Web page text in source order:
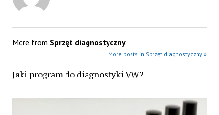
More from Sprzęt diagnostyczny
More posts in Sprzęt diagnostyczny »
Jaki program do diagnostyki VW?